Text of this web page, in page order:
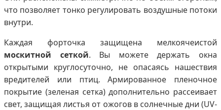
что позволяет тонко регулировать воздушные потоки
внутри.
Каждая форточка защищена мелкоячеистой
москитной сеткой. Вы можете держать окна
открытыми круглосуточно, не опасаясь нашествия
вредителей или птиц. Армированное пленочное
покрытие (зеленая сетка) дополнительно рассеивает
свет, защищая листья от ожогов в солнечные дни (UV-